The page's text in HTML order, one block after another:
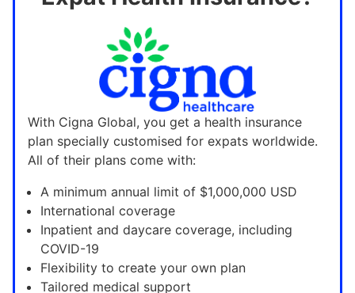
With Cigna Global, you get a health insurance
plan specially customised for expats worldwide.
All of their plans come with:
A minimum annual limit of $1,000,000 USD
International coverage
Inpatient and daycare coverage, including
COVID-19
Flexibility to create your own plan
Tailored medical support